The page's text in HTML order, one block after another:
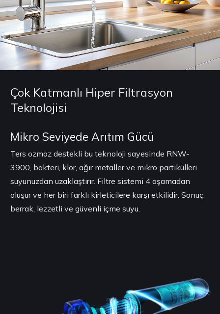
Çok Katmanlı Hiper Filtrasyon
Teknolojisi
Mikro Seviyede Arıtım Gücü
Ters ozmoz destekli bu teknoloji sayesinde RNW-
3900, bakteri, klor, ağır metaller ve mikro partikülleri
suyunuzdan uzaklaştırır. Filtre sistemi 4 aşamadan
oluşur ve her biri farklı kirleticilere karşı etkilidir. Sonuç:
berrak, lezzetli ve güvenli içme suyu.